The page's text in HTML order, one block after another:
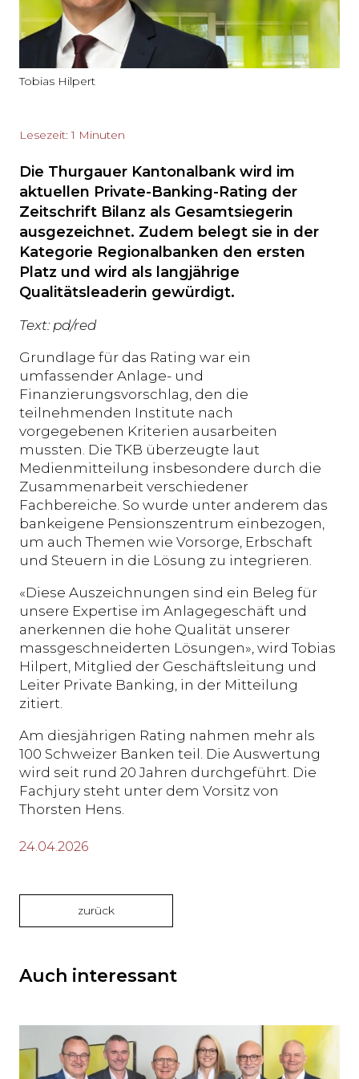
Tobias Hilpert
Lesezeit: 1 Minuten
Die Thurgauer Kantonalbank wird im
aktuellen Private-Banking-Rating der
Zeitschrift Bilanz als Gesamtsiegerin
ausgezeichnet. Zudem belegt sie in der
Kategorie Regionalbanken den ersten
Platz und wird als langjährige
Qualitätsleaderin gewürdigt.
Text: pd/red
Grundlage für das Rating war ein
umfassender Anlage- und
Finanzierungsvorschlag, den die
teilnehmenden Institute nach
vorgegebenen Kriterien ausarbeiten
mussten. Die TKB überzeugte laut
Medienmitteilung insbesondere durch die
Zusammenarbeit verschiedener
Fachbereiche. So wurde unter anderem das
bankeigene Pensionszentrum einbezogen,
um auch Themen wie Vorsorge, Erbschaft
und Steuern in die Lösung zu integrieren.
«Diese Auszeichnungen sind ein Beleg für
unsere Expertise im Anlagegeschäft und
anerkennen die hohe Qualität unserer
massgeschneiderten Lösungen», wird Tobias
Hilpert, Mitglied der Geschäftsleitung und
Leiter Private Banking, in der Mitteilung
zitiert.
Am diesjährigen Rating nahmen mehr als
100 Schweizer Banken teil. Die Auswertung
wird seit rund 20 Jahren durchgeführt. Die
Fachjury steht unter dem Vorsitz von
Thorsten Hens.
24.04.2026
zurück
Auch interessant